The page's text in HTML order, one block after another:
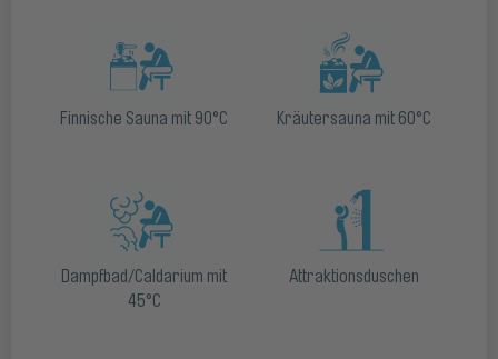
Finnische Sauna mit 90°C Kräutersauna mit 60°C
Dampfbad/Caldarium mit
45°C
Attraktionsduschen